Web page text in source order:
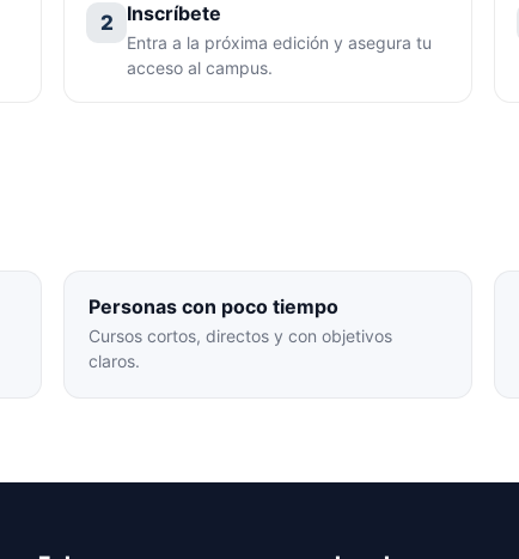
2 Inscríbete
Entra a la próxima edición y asegura tu
acceso al campus.
Personas con poco tiempo
Cursos cortos, directos y con objetivos
claros.